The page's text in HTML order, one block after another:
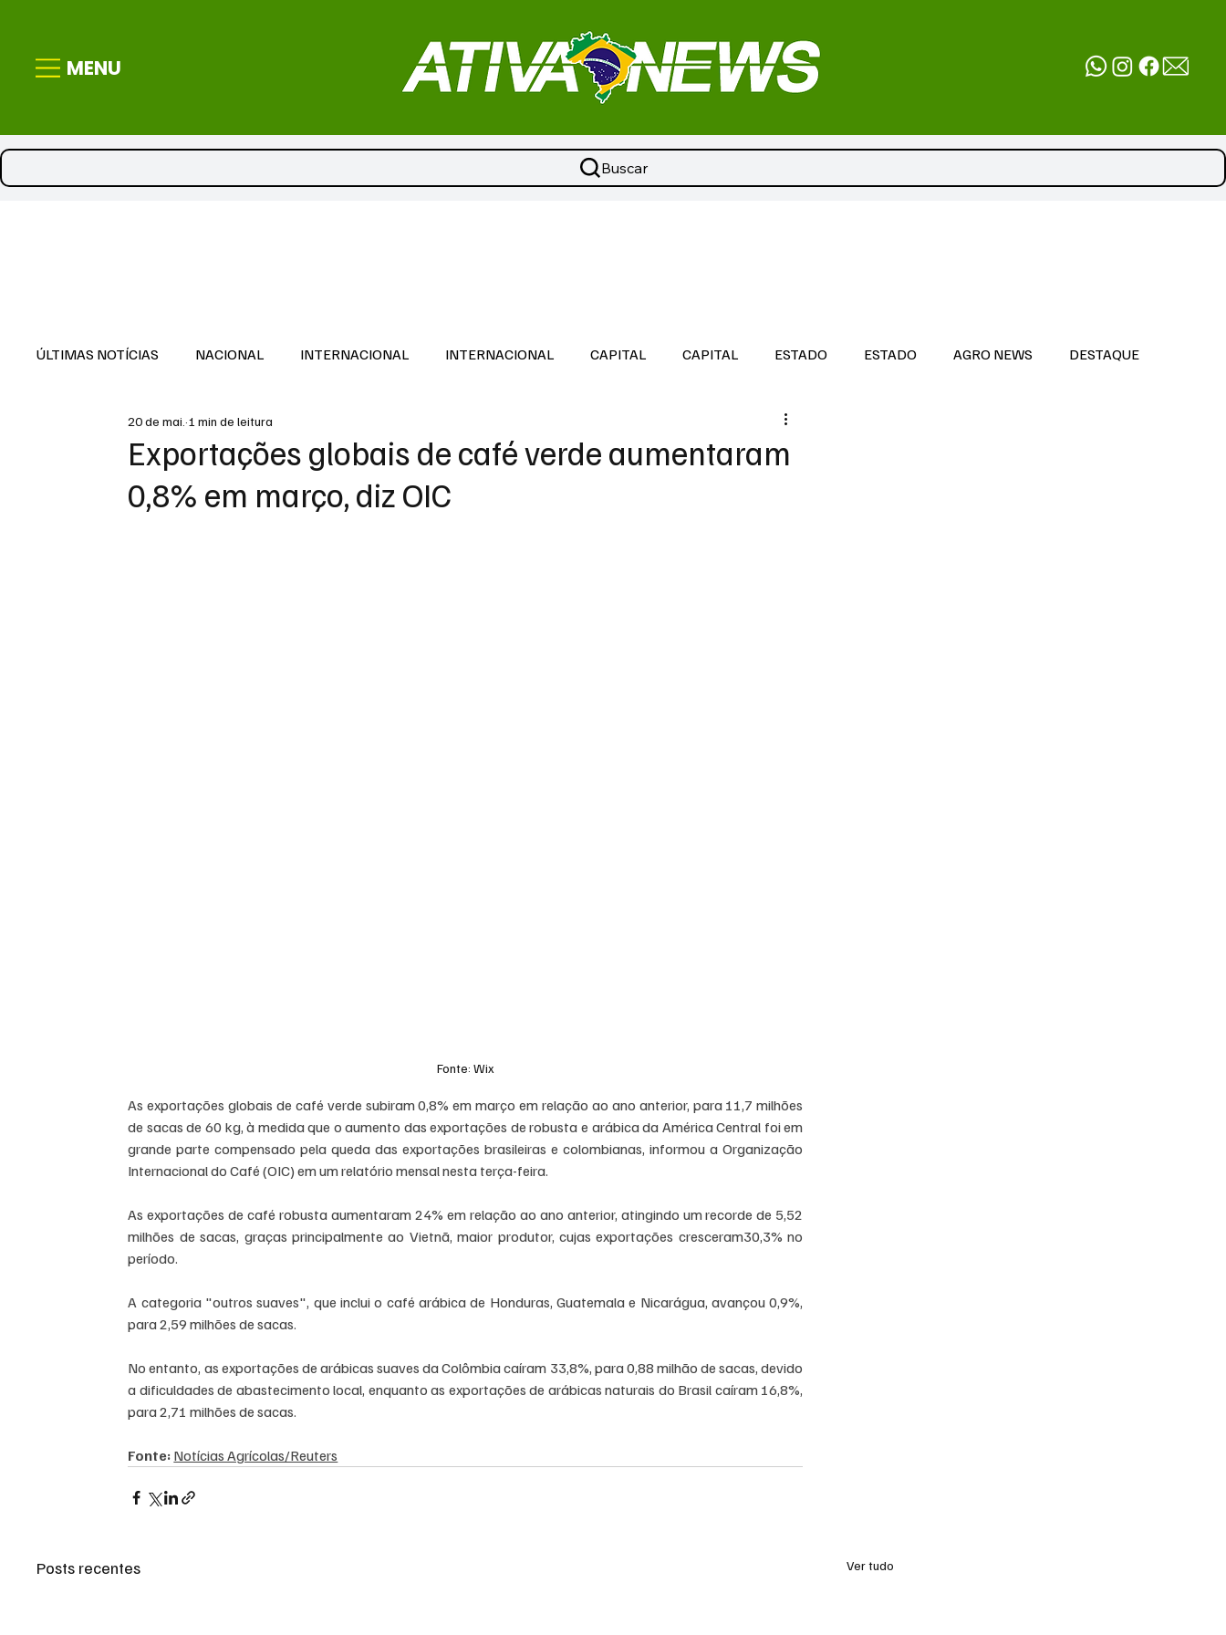
MENU
Buscar
ÚLTIMAS NOTÍCIAS NACIONAL INTERNACIONAL INTERNACIONAL CAPITAL CAPITAL ESTADO ESTADO AGRO NEWS DESTAQUE
DESTAQUE
Exportações globais de café verde aumentaram
0,8% em março, diz OIC
20 de mai. 1 min de leitura
Fonte: Wix
As exportações globais de café verde subiram 0,8% em março em relação ao ano anterior, para 11,7 milhões
de sacas de 60 kg, à medida que o aumento das exportações de robusta e arábica da América Central foi em
grande parte compensado pela queda das exportações brasileiras e colombianas, informou a Organização
Internacional do Café (OIC) em um relatório mensal nesta terça-feira.
As exportações de café robusta aumentaram 24% em relação ao ano anterior, atingindo um recorde de 5,52
milhões de sacas, graças principalmente ao Vietnã, maior produtor, cujas exportações cresceram30,3% no
período.
A categoria "outros suaves", que inclui o café arábica de Honduras, Guatemala e Nicarágua, avançou 0,9%,
para 2,59 milhões de sacas.
No entanto, as exportações de arábicas suaves da Colômbia caíram 33,8%, para 0,88 milhão de sacas, devido
a dificuldades de abastecimento local, enquanto as exportações de arábicas naturais do Brasil caíram 16,8%,
para 2,71 milhões de sacas.
Fonte: Notícias Agrícolas/Reuters
Posts recentes Ver tudo